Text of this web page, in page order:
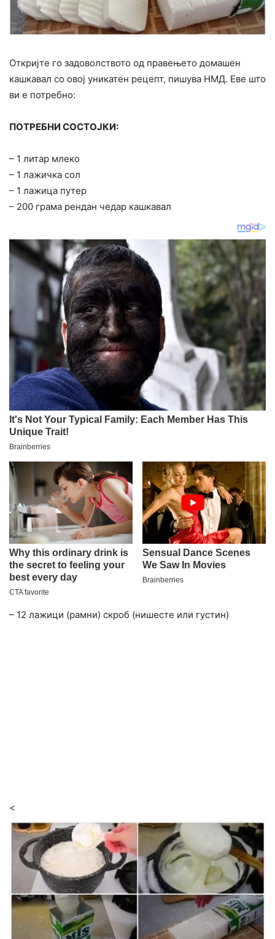
Откријте го задоволството од правењето домашен
кашкавал со овој уникатен рецепт, пишува НМД. Еве што
ви е потребно:
ПОТРЕБНИ СОСТОЈКИ:
– 1 литар млеко
– 1 лажичка сол
– 1 лажица путер
– 200 грама рендан чедар кашкавал
– 12 лажици (рамни) скроб (нишесте или густин)
<